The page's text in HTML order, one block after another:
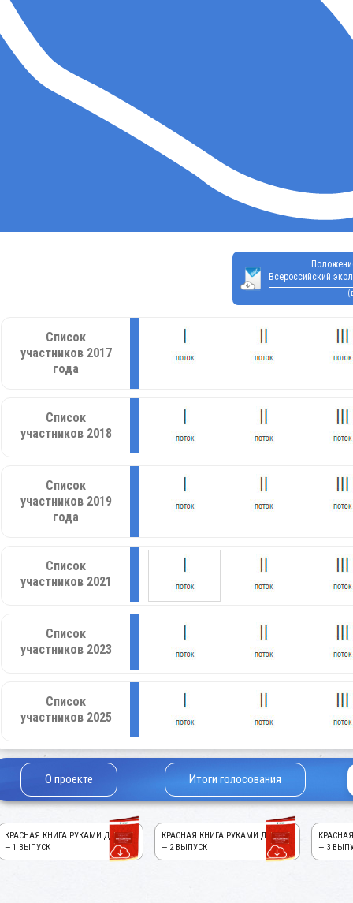
Всероссийский
Список
участников 2017
года
Список
участников 2018
Список
участников 2019
года
Список
участников 2021
Список
участников 2023
Список
участников 2025
О проекте Итоги голосования
КРАСНАЯ КНИГА РУКАМИ ДЕТЕЙ!
— 1 ВЫПУСК
КРАСНАЯ КНИГА РУКАМИ ДЕТЕЙ!
— 2 ВЫПУСК
— 3